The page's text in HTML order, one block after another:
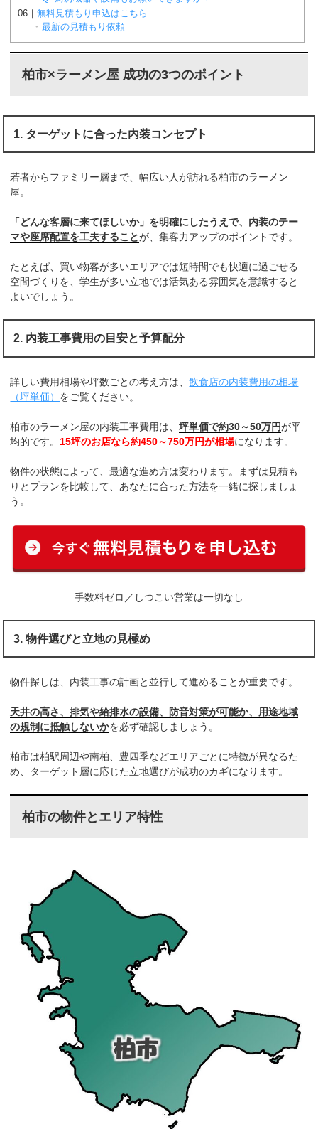
無料見積もり申込はこちら
最新の見積もり依頼
柏市×ラーメン屋 成功の3つのポイント
1. ターゲットに合った内装コンセプト
若者からファミリー層まで、幅広い人が訪れる柏市のラーメン
屋。
「どんな客層に来てほしいか」を明確にしたうえで、内装のテー
マや座席配置を工夫することが、集客力アップのポイントです。
たとえば、買い物客が多いエリアでは短時間でも快適に過ごせる
空間づくりを、学生が多い立地では活気ある雰囲気を意識すると
よいでしょう。
2. 内装工事費用の目安と予算配分
詳しい費用相場や坪数ごとの考え方は、飲食店の内装費用の相場
（坪単価） をご覧ください。
柏市のラーメン屋の内装工事費用は、坪単価で約30～50万円が平
均的です。 15坪のお店なら約450～750万円が相場になります。
物件の状態によって、最適な進め方は変わります。まずは見積も
りとプランを比較して、あなたに合った方法を一緒に探しましょ
う。
手数料ゼロ／しつこい営業は一切なし
3. 物件選びと立地の見極め
物件探しは、内装工事の計画と並行して進めることが重要です。
天井の高さ、排気や給排水の設備、防音対策が可能か、用途地域
の規制に抵触しないかを必ず確認しましょう。
柏市は柏駅周辺や南柏、豊四季などエリアごとに特徴が異なるた
め、ターゲット層に応じた立地選びが成功のカギになります。
柏市の物件とエリア特性